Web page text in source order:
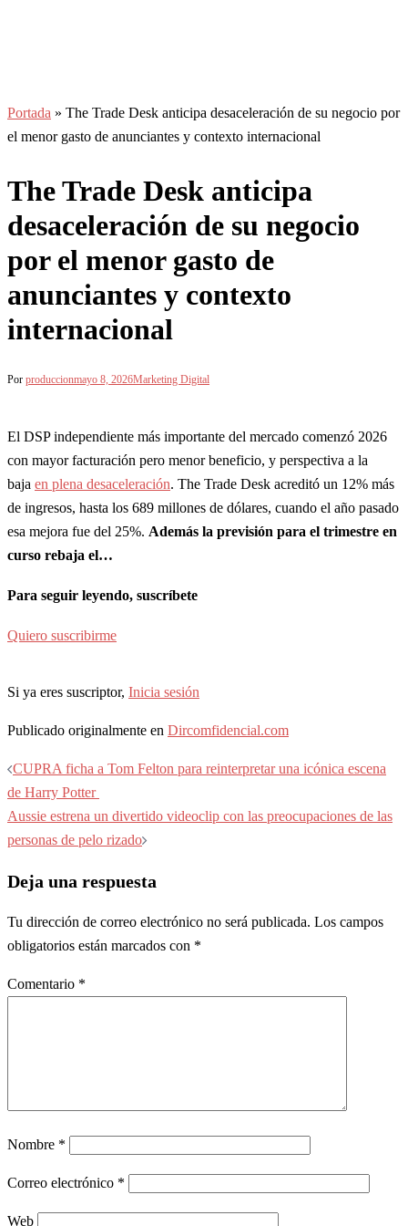
Portada » The Trade Desk anticipa desaceleración de su negocio por
el menor gasto de anunciantes y contexto internacional
The Trade Desk anticipa
desaceleración de su negocio
por el menor gasto de
anunciantes y contexto
internacional
Por produccionmayo 8, 2026Marketing Digital
El DSP independiente más importante del mercado comenzó 2026
con mayor facturación pero menor beneficio, y perspectiva a la
baja en plena desaceleración. The Trade Desk acreditó un 12% más
de ingresos, hasta los 689 millones de dólares, cuando el año pasado
esa mejora fue del 25%. Además la previsión para el trimestre en
curso rebaja el…
Para seguir leyendo, suscríbete
Quiero suscribirme
Si ya eres suscriptor, Inicia sesión
Publicado originalmente en Dircomfidencial.com
Navegación
de
entradas
CUPRA ficha a Tom Felton para reinterpretar una icónica escena
de Harry Potter
Aussie estrena un divertido videoclip con las preocupaciones de las
personas de pelo rizado
Deja una respuesta
Tu dirección de correo electrónico no será publicada. Los campos
obligatorios están marcados con *
Comentario *
Nombre *
Correo electrónico *
Web